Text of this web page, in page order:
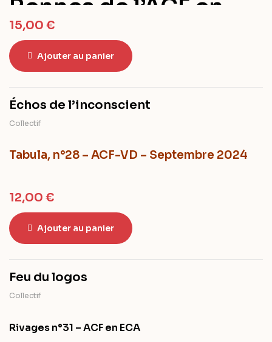
Rennes de l’ACF en
VLB2023-2024
15,00 €
Ajouter au panier
Échos de l’inconscient
Collectif
Tabula, n°28 – ACF-VD – Septembre 2024
12,00 €
Ajouter au panier
Feu du logos
Collectif
Rivages n°31 – ACF en ECA